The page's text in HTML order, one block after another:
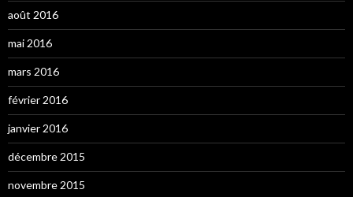
août 2016
mai 2016
mars 2016
février 2016
janvier 2016
décembre 2015
novembre 2015